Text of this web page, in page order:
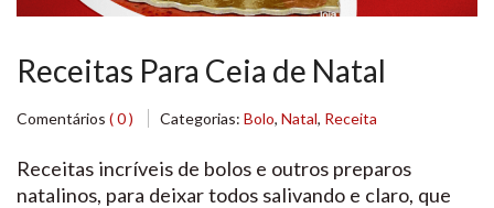
Receitas Para Ceia de Natal
Comentários ( 0 ) Categorias: Bolo, Natal, Receita
Receitas incríveis de bolos e outros preparos
natalinos, para deixar todos salivando e claro, que